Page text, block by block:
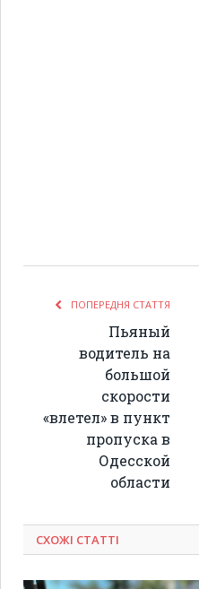
ПОПЕРЕДНЯ СТАТТЯ
Пьяный
водитель на
большой
скорости
«влетел» в пункт
пропуска в
Одесской
области
СХОЖІ СТАТТІ